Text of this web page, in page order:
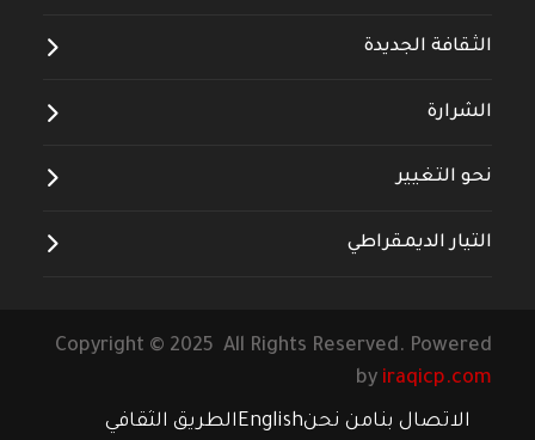
الثقافة الجديدة
الشرارة
نحو التغيير
التيار الديمقراطي
Copyright © 2025 All Rights Reserved. Powered
by iraqicp.com
الاتصال بنامن نحنEnglishالطريق الثقافي